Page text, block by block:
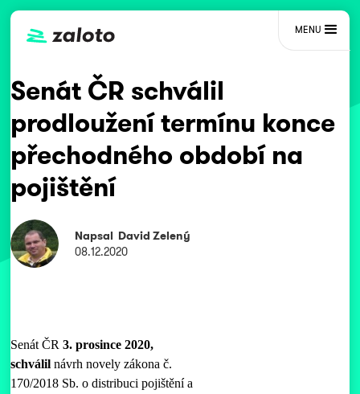
MENU
Senát ČR schválil
prodloužení termínu konce
přechodného období na
pojištění
Napsal David Zelený
08.12.2020
Senát ČR3. prosince 2020,
schválil návrh novely zákona č.
170/2018 Sb. o distribuci pojištění a